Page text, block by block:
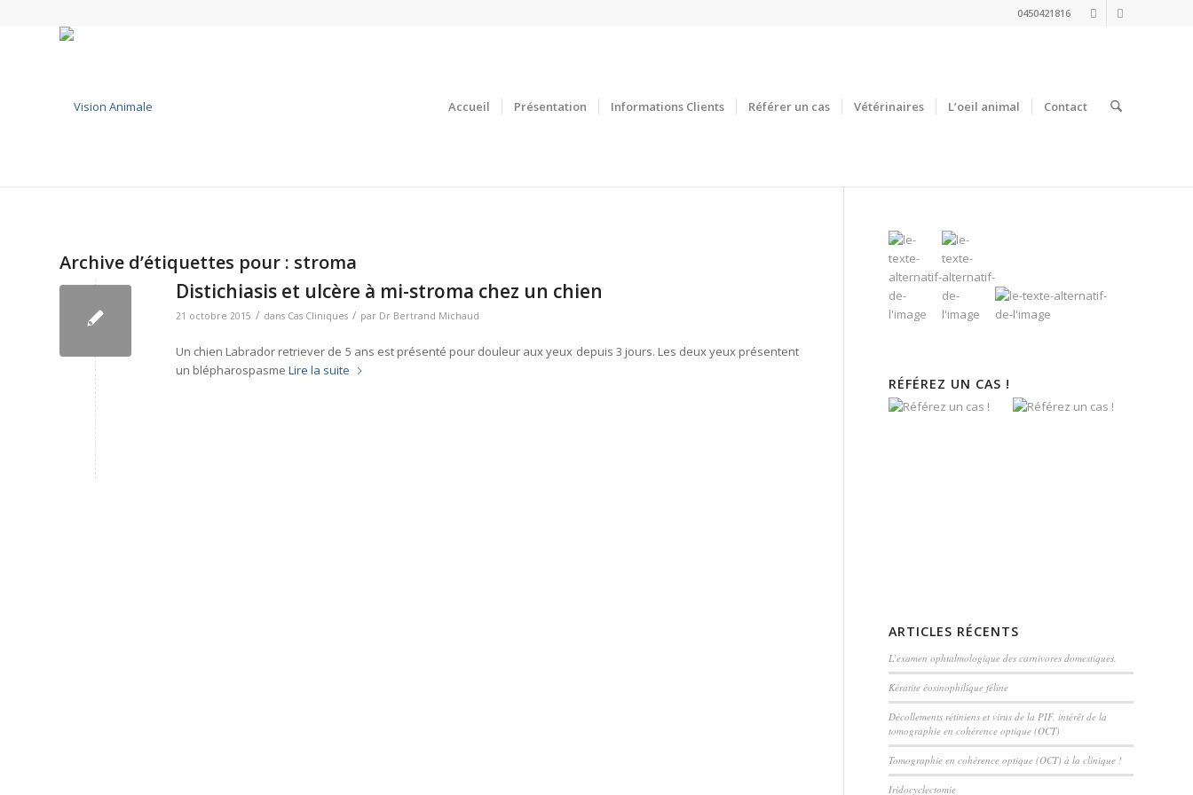
0450421816
Accueil Présentation Informations Clients Référer un cas Vétérinaires L’oeil animal Contact
Archive d’étiquettes pour : stroma
Distichiasis et ulcère à mi-stroma chez un chien
21 octobre 2015 / dans Cas Cliniques / par Dr Bertrand Michaud
Un chien Labrador retriever de 5 ans est présenté pour douleur aux yeux depuis 3 jours. Les deux yeux présentent
un blépharospasme Lire la suite
RÉFÉREZ UN CAS !
ARTICLES RÉCENTS
L’examen ophtalmologique des carnivores domestiques.
Kératite éosinophilique féline
Décollements rétiniens et virus de la PIF, intérêt de la
tomographie en cohérence optique (OCT)
Tomographie en cohérence optique (OCT) à la clinique !
Iridocyclectomie